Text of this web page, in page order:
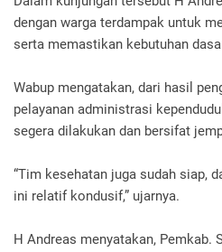
dengan warga terdampak untuk
serta memastikan kebutuhan
Wabup mengatakan, dari hasil
pelayanan administrasi
segera dilakukan dan bersifat
“Tim kesehatan juga sudah siap,
ini relatif kondusif,” ujarnya.
H Andreas menyatakan, Pemkab.